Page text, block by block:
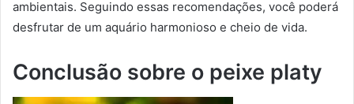
ambientais. Seguindo essas recomendações, você poderá
desfrutar de um aquário harmonioso e cheio de vida.
Conclusão sobre o peixe platy